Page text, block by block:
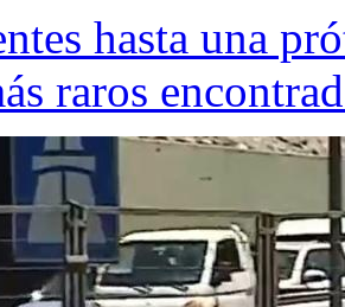
hasta una
raros